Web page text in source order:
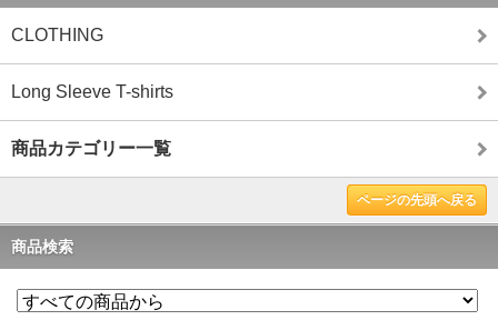
CLOTHING
Long Sleeve T-shirts
商品カテゴリー一覧
ページの先頭へ戻る
商品検索